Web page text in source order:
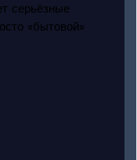
серьёзные
«бытовой»